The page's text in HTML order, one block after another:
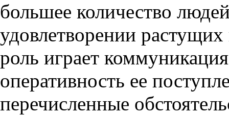
большее количество
удовлетворении
роль играет
оперативность ее
перечисленные